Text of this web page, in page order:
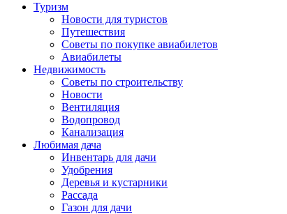
Туризм
Новости для туристов
Путешествия
Советы по покупке авиабилетов
Авиабилеты
Недвижимость
Советы по строительству
Новости
Вентиляция
Водопровод
Канализация
Любимая дача
Инвентарь для дачи
Удобрения
Деревья и кустарники
Рассада
Газон для дачи